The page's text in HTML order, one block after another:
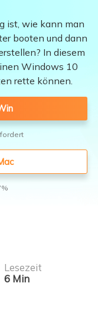
ist, wie kann man
booten und dann
In diesem
Windows 10
rette können.
Lesezeit
6Min